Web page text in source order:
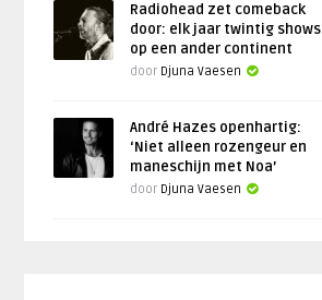
Radiohead zet comeback
door: elk jaar twintig shows
op een ander continent
door Djuna Vaesen
André Hazes openhartig:
‘Niet alleen rozengeur en
maneschijn met Noa’
door Djuna Vaesen